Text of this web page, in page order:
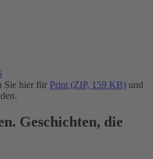
Sie hier für Print (ZIP, 159 KB) und
Geschichten, die